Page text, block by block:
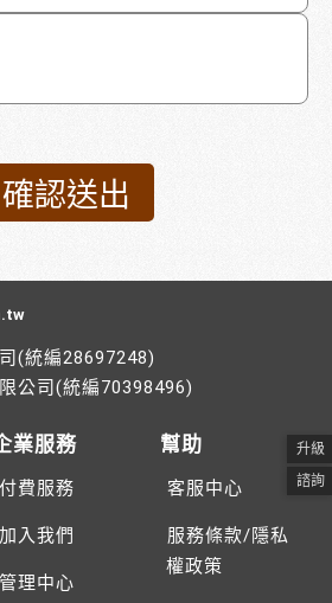
(統編28697248)
公司(統編70398496)
業服務
付費服務
加入我們
管理中心
幫助
客服中心
服務條款/隱私
權政策
升級
諮詢